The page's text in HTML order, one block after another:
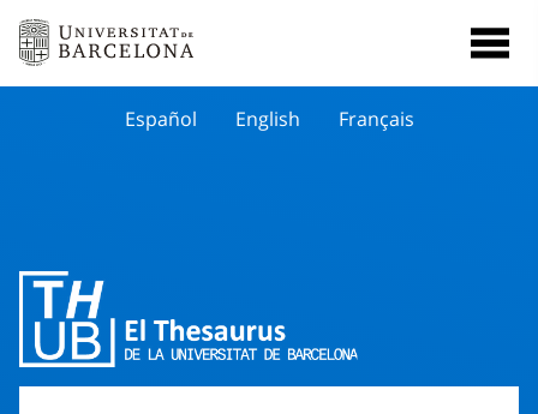
Español English Français